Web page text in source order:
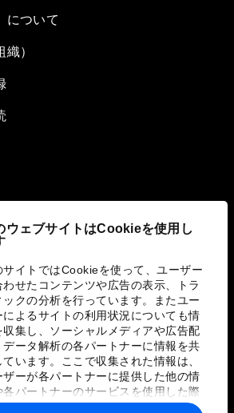
ウェブサイトはCookieを使用し
サイトではCookieを使って、ユーザー
わせたコンテンツや広告の表示、トラ
ックの分析を行っています。またユー
によるサイトの利用状況についても情
収集し、ソーシャルメディアや広告配
データ解析の各パートナーに情報を共
ています。ここで収集された情報は、
ザーが各パートナーに提供した他の情
各パートナーのサービスを使用した際
集された情報と組み合わされ、各パー
について
）
取り組み